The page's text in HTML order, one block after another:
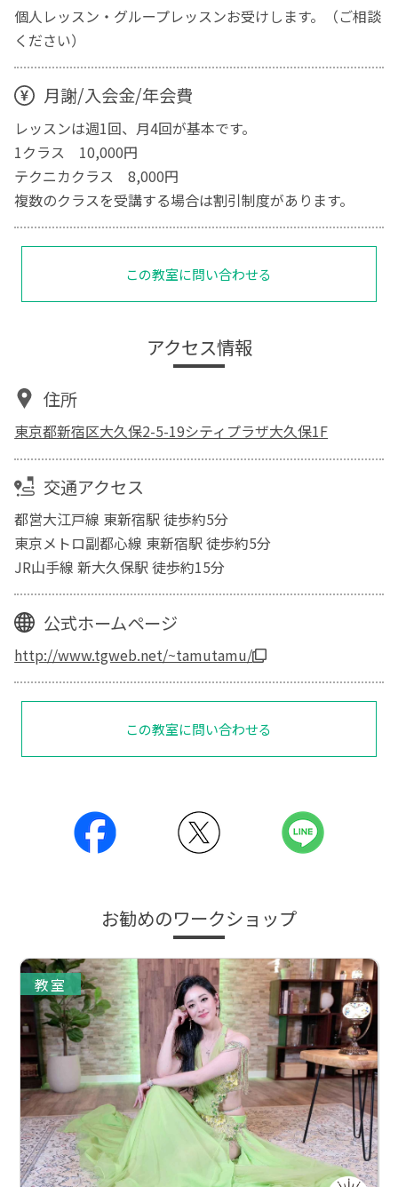
個人レッスン・グループレッスンお受けします。（ご相談
ください）
月謝/入会金/年会費
レッスンは週1回、月4回が基本です。
1クラス 10,000円
テクニカクラス 8,000円
複数のクラスを受講する場合は割引制度があります。
この教室に問い合わせる
アクセス情報
住所
東京都新宿区大久保2-5-19シティプラザ大久保1F
交通アクセス
都営大江戸線 東新宿駅 徒歩約5分
東京メトロ副都心線 東新宿駅 徒歩約5分
JR山手線 新大久保駅 徒歩約15分
公式ホームページ
http://www.tgweb.net/~tamutamu/
この教室に問い合わせる
お勧めのワークショップ
教室